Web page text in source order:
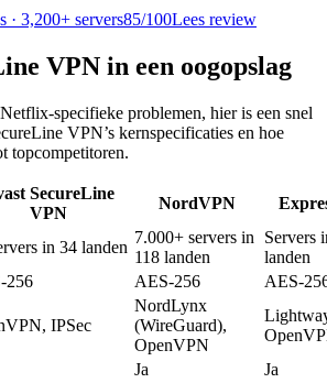
· 3,200+ servers85/100Lees review
VPN in een oogopslag
specifieke problemen, hier is een snel
VPN’s kernspecificaties en hoe
topcompetitoren.
SecureLine
VPN
NordVPN
in 34 landen
7.000+ servers in
118 landen
Servers
landen
256 AES-256 AES-
IPSec
NordLynx
(WireGuard),
OpenVPN
Ja
Ja